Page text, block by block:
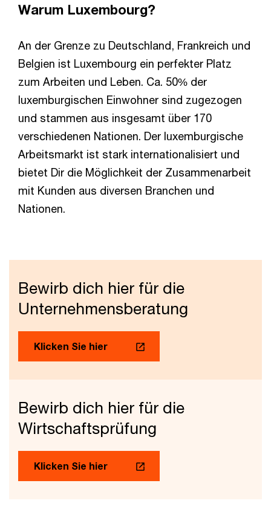
Warum Luxembourg?
An der Grenze zu Deutschland, Frankreich und
Belgien ist Luxembourg ein perfekter Platz
zum Arbeiten und Leben. Ca. 50% der
luxemburgischen Einwohner sind zugezogen
und stammen aus insgesamt über 170
verschiedenen Nationen. Der luxemburgische
Arbeitsmarkt ist stark internationalisiert und
bietet Dir die Möglichkeit der Zusammenarbeit
mit Kunden aus diversen Branchen und
Nationen.
Bewirb dich hier für die
Unternehmensberatung
Klicken Sie hier
Bewirb dich hier für die
Wirtschaftsprüfung
Klicken Sie hier